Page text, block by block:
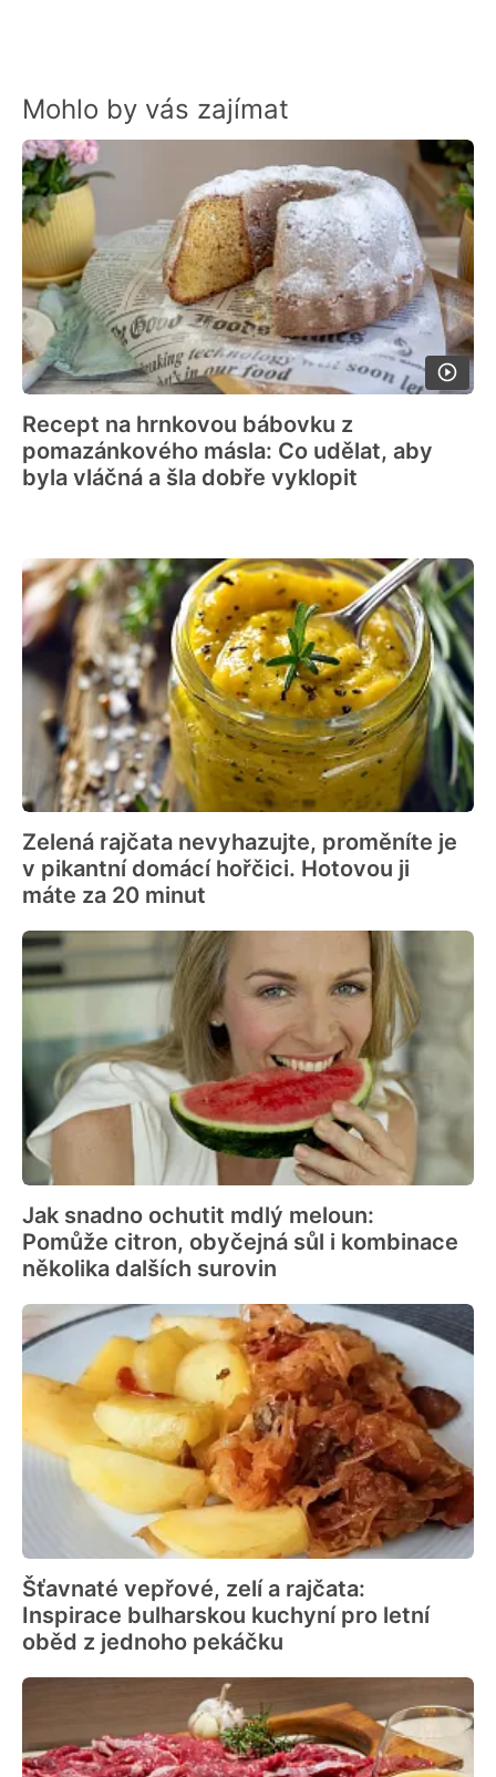
Mohlo by vás zajímat
Recept na hrnkovou bábovku z
pomazánkového másla: Co udělat, aby
byla vláčná a šla dobře vyklopit
Zelená rajčata nevyhazujte, proměníte je
v pikantní domácí hořčici. Hotovou ji
máte za 20 minut
Jak snadno ochutit mdlý meloun:
Pomůže citron, obyčejná sůl i kombinace
několika dalších surovin
Šťavnaté vepřové, zelí a rajčata:
Inspirace bulharskou kuchyní pro letní
oběd z jednoho pekáčku